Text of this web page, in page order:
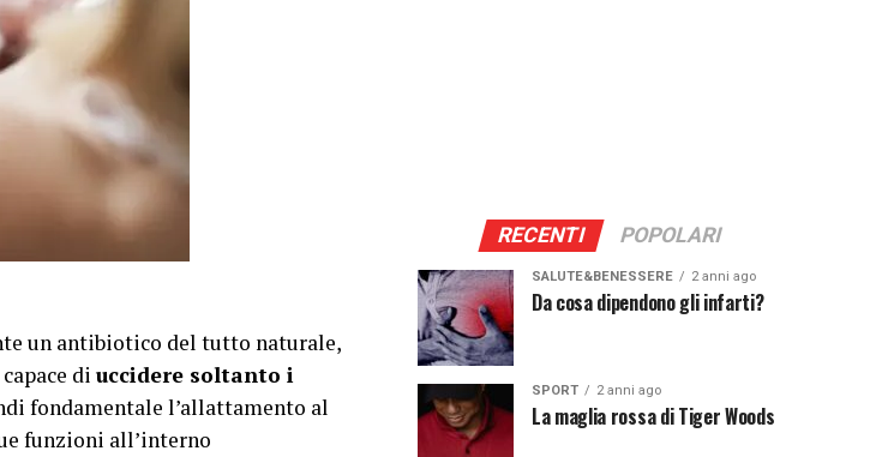
un antibiotico del tutto naturale,
di uccidere soltanto i
fondamentale l’allattamento al
funzioni all’interno
RECENTI POPOLARI
SALUTE&BENESSERE 2 anni ago
Da cosa dipendono gli infarti?
SPORT 2 anni ago
La maglia rossa di Tiger Woods